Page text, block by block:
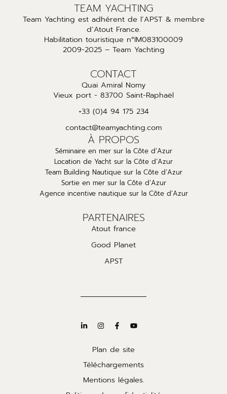
TEAM YACHTING
Team Yachting est adhérent de l’APST & membre
d’Atout France.
Habilitation touristique n°IM083100009
2009-2025 – Team Yachting
CONTACT
Quai Amiral Nomy
Vieux port - 83700 Saint-Raphaël
+33 (0)4 94 175 234
contact@teamyachting.com
À PROPOS
Séminaire en mer sur la Côte d’Azur
Location de Yacht sur la Côte d’Azur
Team Building Nautique sur la Côte d’Azur
Sortie en mer sur la Côte d’Azur
Agence incentive nautique sur la Côte d’Azur
PARTENAIRES
Atout france
Good Planet
APST
Plan de site
Téléchargements
Mentions légales.